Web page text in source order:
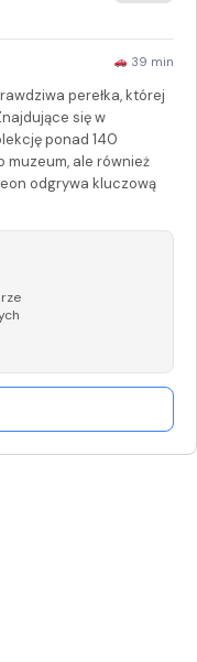
39 min
perełka, której
się w
ponad 140
muzeum, ale również
odgrywa kluczową